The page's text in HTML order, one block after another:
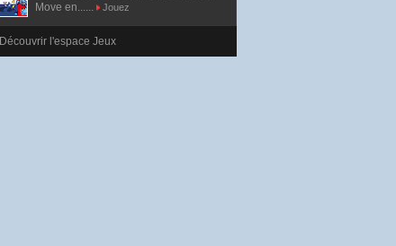
Move en......
Jouez
Découvrir l'espace Jeux